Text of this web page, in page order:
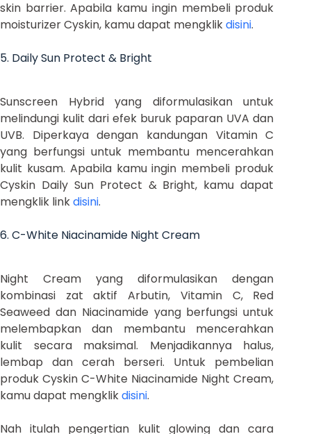
skin barrier. Apabila kamu ingin membeli produk
moisturizer Cyskin, kamu dapat mengklikdisini.
5. Daily Sun Protect & Bright
Sunscreen Hybrid yang diformulasikan untuk
melindungi kulit dari efek buruk paparan UVA dan
UVB. Diperkaya dengan kandungan Vitamin C
yang berfungsi untuk membantu mencerahkan
kulit kusam. Apabila kamu ingin membeli produk
Cyskin Daily Sun Protect & Bright, kamu dapat
mengklik linkdisini.
6. C-White Niacinamide Night Cream
Night Cream yang diformulasikan dengan
kombinasi zat aktif Arbutin, Vitamin C, Red
Seaweed dan Niacinamide yang berfungsi untuk
melembapkan dan membantu mencerahkan
kulit secara maksimal. Menjadikannya halus,
lembap dan cerah berseri. Untuk pembelian
produk Cyskin C-White Niacinamide Night Cream,
kamu dapat mengklikdisini.
Nah itulah pengertian kulit glowing dan cara